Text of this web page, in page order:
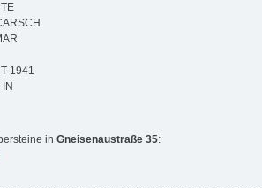
1941
in Gneisenaustraße 35: